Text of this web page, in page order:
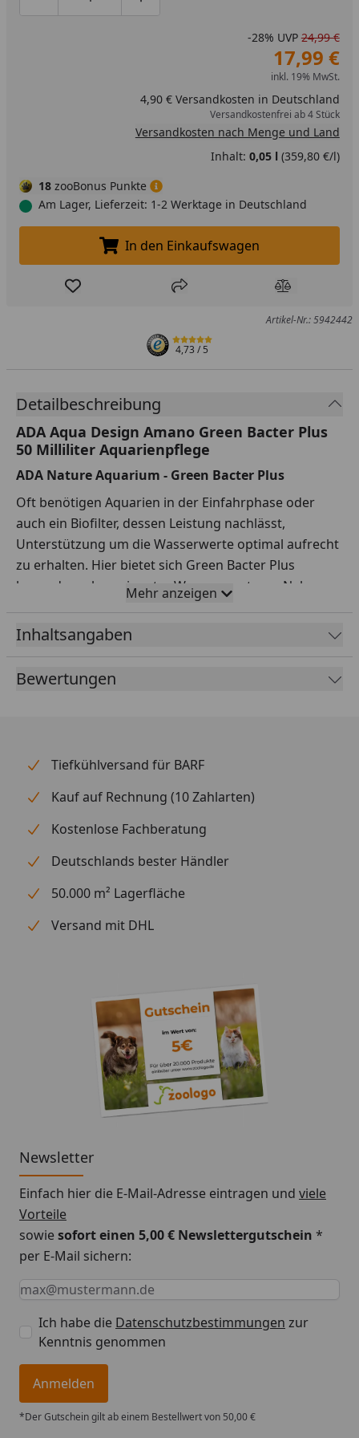
Produktmenge um eins verringern
Produktmenge manuell eingeben
Produktmenge um eins erhöhen
-28% UVP 24,99 €
17,99 €
inkl. 19% MwSt.
4,90 € Versandkosten in Deutschland
Versandkostenfrei ab 4 Stück
Versandkosten nach Menge und Land
Inhalt: 0,05 l (359,80 €/l)
18 zooBonus Punkte
Am Lager, Lieferzeit: 1-2 Werktage in Deutschland
In den Einkaufswagen legen
In den Einkaufswagen
Produkt zur Wunschliste hinzufügen
Teilen Produkt
Artikel-Nr.: 5942442
4,73/ 5
Detailbeschreibung
ADA Aqua Design Amano Green Bacter Plus
50 Milliliter Aquarienpflege
ADA Nature Aquarium - Green Bacter Plus
Oft benötigen Aquarien in der Einfahrphase oder
auch ein Biofilter, dessen Leistung nachlässt,
Unterstützung um die Wasserwerte optimal aufrecht
zu erhalten. Hier bietet sich Green Bacter Plus
besonders als geeigneter Wasserzusatz an. Neben
einer erhöhten bakteriellen Effizienz, sorgt Green
Bacter Plus für eine optimale Ernährung nützlicher
Bakterien und fördert ebenso deren Wachstum. Das
Präparat basiert hauptsächlich aus pflanzlichen,
organischen Säuren sowie Mineralien und stellt keine
Mehr anzeigen
Inhaltsangaben
Bewertungen
Tiefkühlversand für BARF
Kauf auf Rechnung (10 Zahlarten)
Kostenlose Fachberatung
Deutschlands bester Händler
50.000 m² Lagerfläche
Versand mit DHL
Newsletter
Einfach hier die E-Mail-Adresse eintragen und viele
Vorteile
sowiesofort einen 5,00 € Newslettergutschein *
per E-Mail sichern:
Keine Eingabe erforderlich
Eingabe erforderlich
E-Mail *
Ich habe die Datenschutzbestimmungen zur
Kenntnis genommen
Anmelden
*Der Gutschein gilt ab einem Bestellwert von 50,00 €